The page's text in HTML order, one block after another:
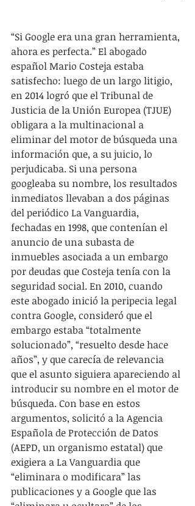
“Si Google era una gran herramienta,
ahora es perfecta.” El abogado
español Mario Costeja estaba
satisfecho: luego de un largo litigio,
en 2014 logró que el Tribunal de
Justicia de la Unión Europea (TJUE)
obligara a la multinacional a
eliminar del motor de búsqueda una
información que, a su juicio, lo
perjudicaba. Si una persona
googleaba su nombre, los resultados
inmediatos llevaban a dos páginas
del periódico La Vanguardia,
fechadas en 1998, que contenían el
anuncio de una subasta de
inmuebles asociada a un embargo
por deudas que Costeja tenía con la
seguridad social. En 2010, cuando
este abogado inició la peripecia legal
contra Google, consideró que el
embargo estaba “totalmente
solucionado”, “resuelto desde hace
años”, y que carecía de relevancia
que el asunto siguiera apareciendo al
introducir su nombre en el motor de
búsqueda. Con base en estos
argumentos, solicitó a la Agencia
Española de Protección de Datos
(AEPD, un organismo estatal) que
exigiera a La Vanguardia que
“eliminara o modificara” las
publicaciones y a Google que las